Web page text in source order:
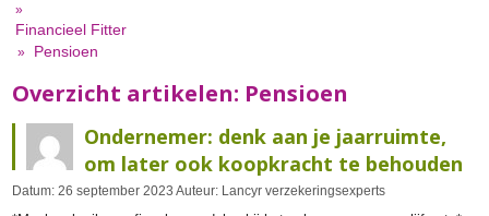
»
Financieel Fitter
» Pensioen
Overzicht artikelen: Pensioen
Ondernemer: denk aan je jaarruimte,
om later ook koopkracht te behouden
Datum: 26 september 2023 Auteur: Lancyr verzekeringsexperts